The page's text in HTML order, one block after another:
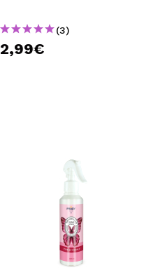
(3)
2,99€